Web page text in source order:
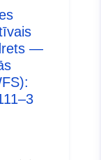
services
—